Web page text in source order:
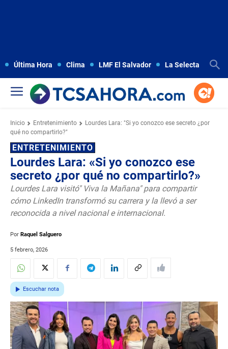
Última Hora Clima LMF El Salvador La Selecta
Inicio Entretenimiento
Lourdes Lara: "Si yo conozco ese secreto ¿por
qué no compartirlo?"
ENTRETENIMIENTO
Lourdes Lara: «Si yo conozco ese
secreto ¿por qué no compartirlo?»
Lourdes Lara visitó" Viva la Mañana" para compartir
cómo LinkedIn transformó su carrera y la llevó a ser
reconocida a nivel nacional e internacional.
Por Raquel Salguero
5 febrero, 2026
Escuchar nota